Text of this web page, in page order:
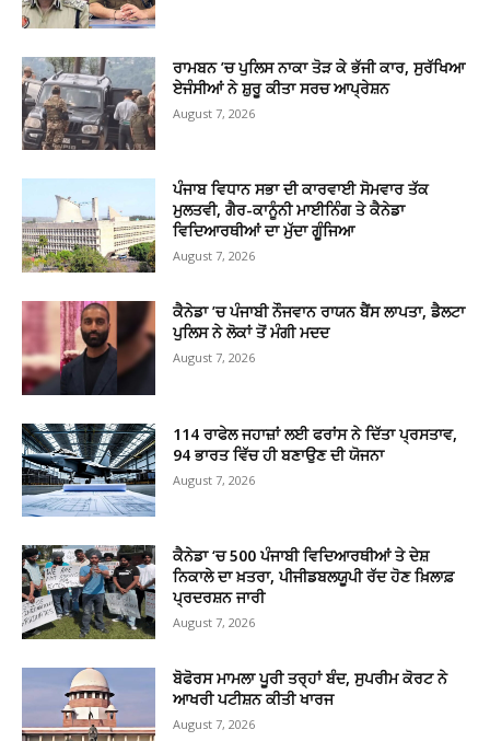
ਰਾਮਬਨ ’ਚ ਪੁਲਿਸ ਨਾਕਾ ਤੋੜ ਕੇ ਭੱਜੀ ਕਾਰ, ਸੁਰੱਖਿਆ
ਏਜੰਸੀਆਂ ਨੇ ਸ਼ੁਰੂ ਕੀਤਾ ਸਰਚ ਆਪ੍ਰੇਸ਼ਨ
August 7, 2026
ਪੰਜਾਬ ਵਿਧਾਨ ਸਭਾ ਦੀ ਕਾਰਵਾਈ ਸੋਮਵਾਰ ਤੱਕ
ਮੁਲਤਵੀ, ਗੈਰ-ਕਾਨੂੰਨੀ ਮਾਈਨਿੰਗ ਤੇ ਕੈਨੇਡਾ
ਵਿਦਿਆਰਥੀਆਂ ਦਾ ਮੁੱਦਾ ਗੂੰਜਿਆ
August 7, 2026
ਕੈਨੇਡਾ ’ਚ ਪੰਜਾਬੀ ਨੌਜਵਾਨ ਰਾਯਨ ਬੈਂਸ ਲਾਪਤਾ, ਡੈਲਟਾ
ਪੁਲਿਸ ਨੇ ਲੋਕਾਂ ਤੋਂ ਮੰਗੀ ਮਦਦ
August 7, 2026
114 ਰਾਫੇਲ ਜਹਾਜ਼ਾਂ ਲਈ ਫਰਾਂਸ ਨੇ ਦਿੱਤਾ ਪ੍ਰਸਤਾਵ,
94 ਭਾਰਤ ਵਿੱਚ ਹੀ ਬਣਾਉਣ ਦੀ ਯੋਜਨਾ
August 7, 2026
ਕੈਨੇਡਾ ‘ਚ 500 ਪੰਜਾਬੀ ਵਿਦਿਆਰਥੀਆਂ ਤੇ ਦੇਸ਼
ਨਿਕਾਲੇ ਦਾ ਖ਼ਤਰਾ, ਪੀਜੀਡਬਲਯੂਪੀ ਰੱਦ ਹੋਣ ਖ਼ਿਲਾਫ਼
ਪ੍ਰਦਰਸ਼ਨ ਜਾਰੀ
August 7, 2026
ਬੋਫੋਰਸ ਮਾਮਲਾ ਪੂਰੀ ਤਰ੍ਹਾਂ ਬੰਦ, ਸੁਪਰੀਮ ਕੋਰਟ ਨੇ
ਆਖਰੀ ਪਟੀਸ਼ਨ ਕੀਤੀ ਖਾਰਜ
August 7, 2026